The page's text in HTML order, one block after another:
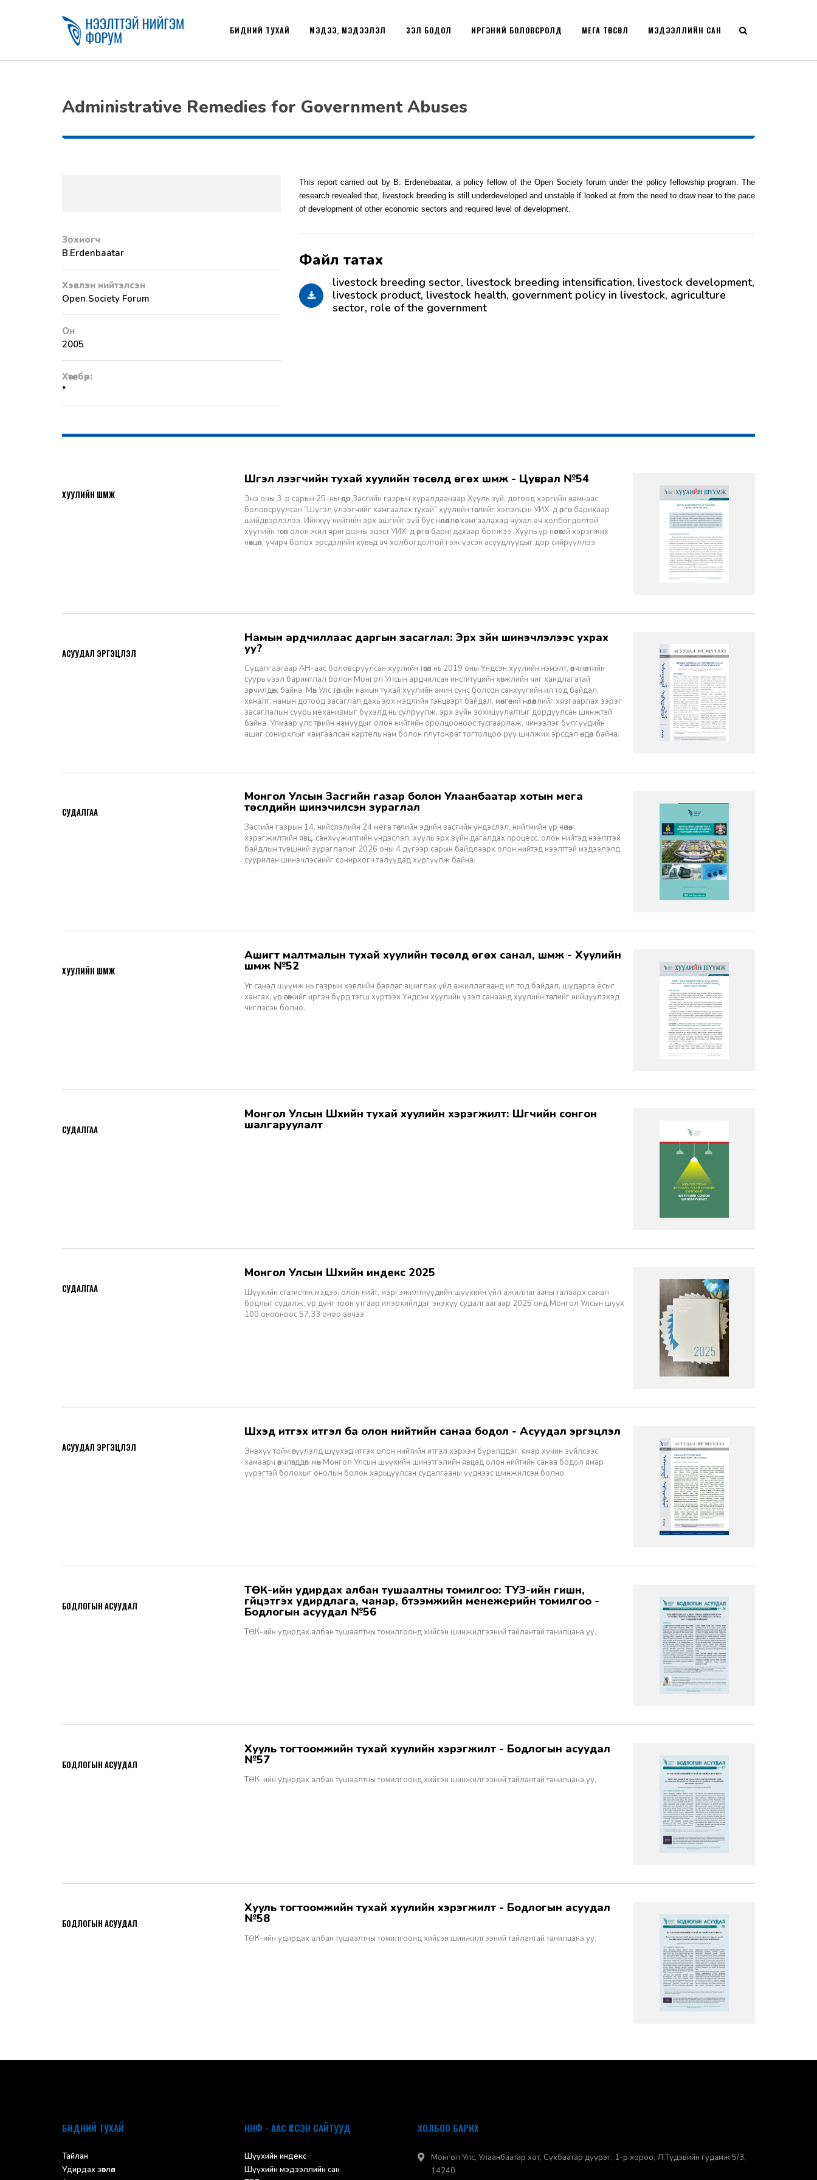
БИДНИЙ ТУХАЙ МЭДЭЭ, МЭДЭЭЛЭЛ ҮЗЭЛ БОДОЛ ИРГЭНИЙ БОЛОВСРОЛД МЭДЭЭЛЛИЙН САН
МЕГА ТӨСӨЛ
Administrative Remedies for Government Abuses
Зохиогч
B.Erdenbaatar
Хэвлэн нийтэлсэн
Open Society Forum
Он
2005
Хөтөлбөр:
*
This report carried out by B. Erdenebaatar, a policy fellow of the Open Society forum under the policy fellowship program. The
research revealed that, livestock breeding is still underdeveloped and unstable if looked at from the need to draw near to the pace
of development of other economic sectors and required level of development.
livestock breeding sector, livestock breeding intensification, livestock development,
livestock product, livestock health, government policy in livestock, agriculture
sector, role of the government
Шүгэл үлээгчийн тухай хуулийн төсөлд өгөх шүүмж - Цуврал №54
Энэ оны 3-р сарын 25-ны өдөр Засгийн газрын хуралдаанаар Хууль зүй, дотоод хэргийн яамнаас
боловсруулсан “Шүгэл үлээгчийг хамгаалах тухай” хуулийн төслийг хэлэлцэн УИХ-д өргөн барихаар
шийдвэрлэлээ. Ийнхүү нийтийн эрх ашгийг зүй бус нөлөөллөөс хамгаалахад чухал ач холбогдолтой
хуулийн төсөл олон жил яригдсаны эцэст УИХ-д өргөн баригдахаар болжээ. Хууль үр нөлөөтэй хэрэгжих
нөхцөл, учирч болох эрсдэлийн хувьд ач холбогдолтой гэж үзсэн асуудлуудыг дор сийрүүллээ.
ХУУЛИЙН ШҮҮМЖ
Намын ардчиллаас даргын засаглал: Эрх зүйн шинэчлэлээс ухрах
уу?
Судалгаагаар АН-аас боловсруулсан хуулийн төсөл нь 2019 оны Үндсэн хуулийн нэмэлт, өөрчлөлтийн
суурь үзэл баримтлал болон Монгол Улсын ардчилсан институцийн хөгжлийн чиг хандлагатай
зөрчилдөж байна. Мөн Улс төрийн намын тухай хуулийн амин сүнс болсон санхүүгийн ил тод байдал,
хяналт, намын дотоод засаглал дахь эрх мэдлийн тэнцвэрт байдал, мөнгөний нөлөөллийг хязгаарлах зэрэг
засаглалын суурь механизмыг бүхэлд нь сулруулж, эрх зүйн зохицуулалтыг дордуулсан шинжтэй
байна. Улмаар улс төрийн намуудыг олон нийтийн оролцооноос тусгаарлаж, чинээлэг бүлгүүдийн
ашиг сонирхлыг хамгаалсан картель нам болон плутократ тогтолцоо руу шилжих эрсдэл өндөр байна.
АСУУДАЛ ЭРГЭЦҮҮЛЭЛ
Монгол Улсын Засгийн газар болон Улаанбаатар хотын мега
төслүүдийн шинэчилсэн зураглал
Засгийн газрын 14, нийслэлийн 24 мега төслийн эдийн засгийн үндэслэл, нийгмийн үр нөлөө,
хэрэгжилтийн явц, санхүүжилтийн үндэслэл, хууль эрх зүйн дагалдах процесс, олон нийтэд нээлттэй
байдлын түвшний зураглалыг 2026 оны 4 дүгээр сарын байдлаарх олон нийтэд нээлттэй мэдээлэлд
суурилан шинэчлэснийг сонирхогч талуудад хүргүүлж байна.
СУДАЛГАА
Ашигт малтмалын тухай хуулийн төсөлд өгөх санал, шүүмж - Хуулийн
шүүмж №52
Уг санал шүүмж нь газрын хэвлийн баялаг ашиглах үйл ажиллагаанд ил тод байдал, шударга ёсыг
хангах, үр өгөөжийг иргэн бүрд тэгш хүртээх Үндсэн хуулийн үзэл санаанд хуулийн төслийг нийцүүлэхэд
чиглэсэн болно.
ХУУЛИЙН ШҮҮМЖ
Монгол Улсын Шүүхийн тухай хуулийн хэрэгжилт: Шүүгчийн сонгон
шалгаруулалт
СУДАЛГАА
Монгол Улсын Шүүхийн индекс 2025
Шүүхийн статистик мэдээ, олон нийт, мэргэжилтнүүдийн шүүхийн үйл ажиллагааны талаарх санал
бодлыг судалж, үр дүнг тоон утгаар илэрхийлдэг энэхүү судалгаагаар 2025 онд Монгол Улсын шүүх
100 онооноос 57,33 оноо авчээ.
СУДАЛГАА
Шүүхэд итгэх итгэл ба олон нийтийн санаа бодол - Асуудал эргэцүүлэл
Энэхүү тойм өгүүлэлд шүүхэд итгэх олон нийтийн итгэл хэрхэн бүрэлддэг, ямар хүчин зүйлсээс
хамаарч өөрчлөгддөг, мөн Монгол Улсын шүүхийн шинэтгэлийн явцад олон нийтийн санаа бодол ямар
үүрэгтэй болохыг онолын болон харьцуулсан судалгааны үүднээс шинжилсэн болно.
АСУУДАЛ ЭРГЭЦҮҮЛЭЛ
ТӨК-ийн удирдах албан тушаалтны томилгоо: ТУЗ-ийн гишүүн,
гүйцэтгэх удирдлага, чанар, бүтээмжийн менежерийн томилгоо -
Бодлогын асуудал №56
ТӨК-ийн удирдах албан тушаалтны томилгоонд хийсэн шинжилгээний тайлантай танилцана уу.
БОДЛОГЫН АСУУДАЛ
Хууль тогтоомжийн тухай хуулийн хэрэгжилт - Бодлогын асуудал
№57
ТӨК-ийн удирдах албан тушаалтны томилгоонд хийсэн шинжилгээний тайлантай танилцана уу.
БОДЛОГЫН АСУУДАЛ
Хууль тогтоомжийн тухай хуулийн хэрэгжилт - Бодлогын асуудал
№58
ТӨК-ийн удирдах албан тушаалтны томилгоонд хийсэн шинжилгээний тайлантай танилцана уу.
БОДЛОГЫН АСУУДАЛ
БИДНИЙ ТУХАЙ
Тайлан
Удирдах зөвлөл
ННФ - ААС ҮҮССЭН САЙТУУД
Шүүхийн индекс
Шүүхийн мэдээллийн сан
ХОЛБОО БАРИХ
Монгол Улс, Улаанбаатар хот, Сүхбаатар дүүрэг, 1-р хороо, ​Л.Түдэвийн гудамж 5/3,
14240